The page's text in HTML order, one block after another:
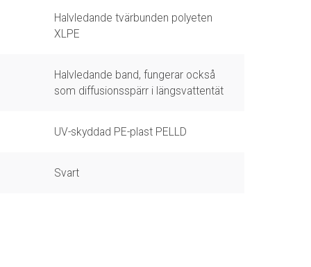
Halvledande tvärbunden polyeten
XLPE
Halvledande band, fungerar också
som diffusionsspärr i längsvattentät
UV-skyddad PE-plast PELLD
Svart